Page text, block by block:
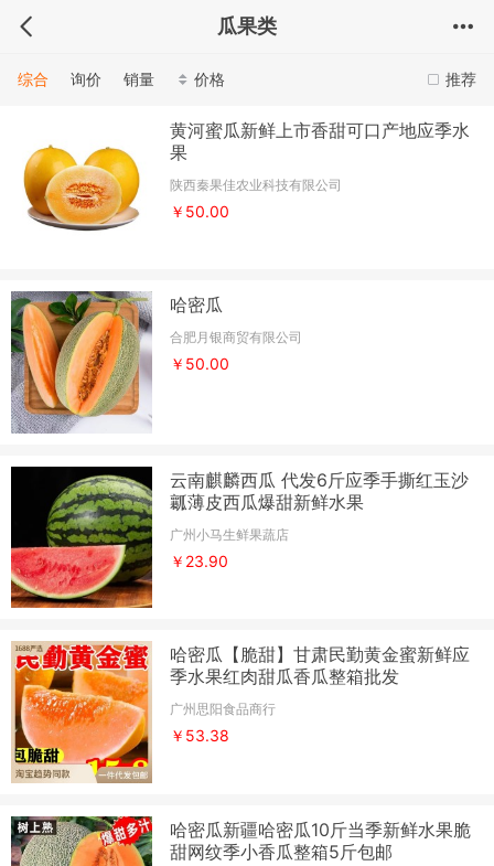
瓜果类
推荐
综合 询价 销量 价格
黄河蜜瓜新鲜上市香甜可口产地应季水
果
陕西秦果佳农业科技有限公司
￥50.00
哈密瓜
合肥月银商贸有限公司
￥50.00
云南麒麟西瓜 代发6斤应季手撕红玉沙
瓤薄皮西瓜爆甜新鲜水果
广州小马生鲜果蔬店
￥23.90
哈密瓜【脆甜】甘肃民勤黄金蜜新鲜应
季水果红肉甜瓜香瓜整箱批发
广州思阳食品商行
￥53.38
哈密瓜新疆哈密瓜10斤当季新鲜水果脆
甜网纹季小香瓜整箱5斤包邮